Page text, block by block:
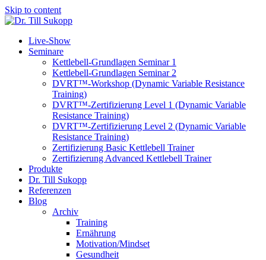
Skip to content
Live-Show
Seminare
Kettlebell-Grundlagen Seminar 1
Kettlebell-Grundlagen Seminar 2
DVRT™-Workshop (Dynamic Variable Resistance
Training)
DVRT™-Zertifizierung Level 1 (Dynamic Variable
Resistance Training)
DVRT™-Zertifizierung Level 2 (Dynamic Variable
Resistance Training)
Zertifizierung Basic Kettlebell Trainer
Zertifizierung Advanced Kettlebell Trainer
Produkte
Dr. Till Sukopp
Referenzen
Blog
Archiv
Training
Ernährung
Motivation/Mindset
Gesundheit